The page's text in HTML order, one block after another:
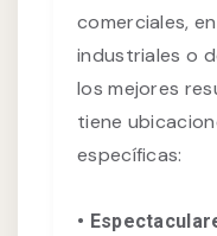
comerciales,
industriales o
los mejores
tiene
específicas:
•